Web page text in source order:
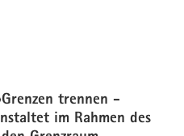
trennen -
im Rahmen des